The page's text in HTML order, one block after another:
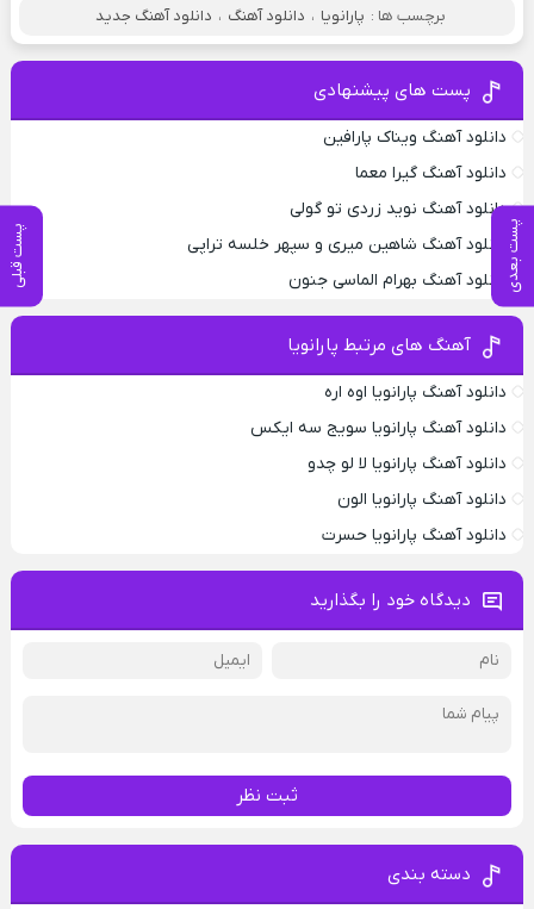
پست بعدی پست قبلی
برچسب ها : پارانویا ، دانلود آهنگ ، دانلود آهنگ جدید
پست های پیشنهادی
دانلود آهنگ ویناک پارافین
دانلود آهنگ گیرا معما
دانلود آهنگ نوید زردی تو گولی
دانلود آهنگ شاهین میری و سپهر خلسه تراپی
دانلود آهنگ بهرام الماسی جنون
آهنگ های مرتبط پارانویا
دانلود آهنگ پارانویا اوه اره
دانلود آهنگ پارانویا سویج سه ایکس
دانلود آهنگ پارانویا لا لو چدو
دانلود آهنگ پارانویا الون
دانلود آهنگ پارانویا حسرت
دیدگاه خود را بگذارید
ثبت نظر
دسته بندی